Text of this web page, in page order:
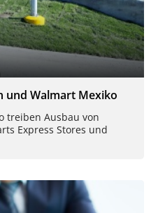
und Walmart Mexiko
treiben Ausbau von
Express Stores und